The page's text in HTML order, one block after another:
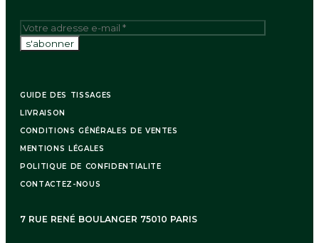
Suivi de commande:
Notre service client reste à votre disposition
Facebook
Instagram
Remarque : Il n’est pas possible de retourner cet article. Cet
GUIDE DES TISSAGES
LIVRAISON
CONDITIONS GÉNÉRALES DE VENTES
MENTIONS LÉGALES
POLITIQUE DE CONFIDENTIALITE
CONTACTEZ-NOUS
7 RUE RENÉ BOULANGER 75010 PARIS